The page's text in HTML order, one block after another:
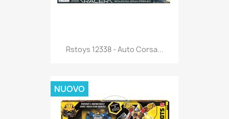
Anteprima
Rstoys 12338 - Auto Corsa...
NUOVO